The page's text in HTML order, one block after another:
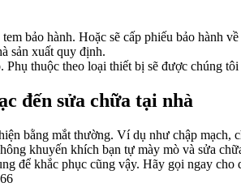
bảo hành. Hoặc sẽ cấp phiếu bảo hành
sản xuất quy định.
thuộc theo loại thiết bị sẽ được chúng
đến sửa chữa tại nhà
bằng mắt thường. Ví dụ như chập
khuyến khích bạn tự mày mò và sửa
để khắc phục cũng vậy. Hãy gọi ngay